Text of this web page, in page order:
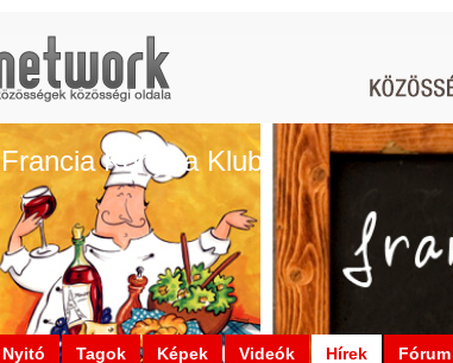
Francia Konyha Klub
Nyitó Tagok Képek Videók Hírek Fórum